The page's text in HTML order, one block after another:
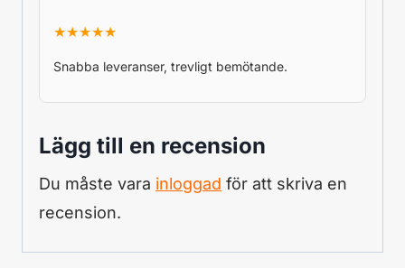
★★★★★
Snabba leveranser, trevligt bemötande.
Lägg till en recension
Du måste vara inloggad för att skriva en
recension.